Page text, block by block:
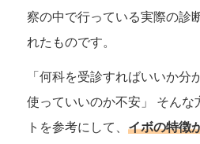
察の中で行っている実際の診
れたものです。
「何科を受診すればいいか分
使っていいのか不安」 そんな
トを参考にして、 イボの特徴